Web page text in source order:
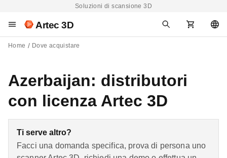
Soluzioni di scansione 3D
Artec 3D
Home Dove acquistare
Azerbaijan: distributori
con licenza Artec 3D
Ti serve altro?
Facci una domanda specifica, prova di persona uno